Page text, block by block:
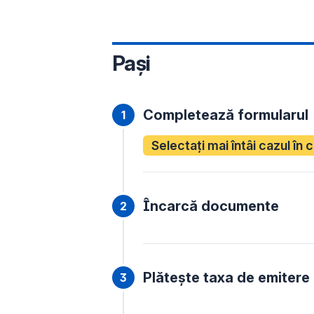
Pași
Completează formularul
Selectați mai întâi cazul în
Încarcă documente
Plătește taxa de emitere